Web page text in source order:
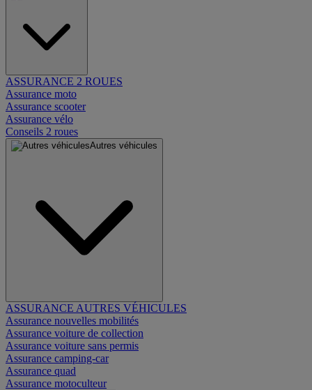
ASSURANCE 2 ROUES
Assurance moto
Assurance scooter
Assurance vélo
Conseils 2 roues
Autres véhicules
ASSURANCE AUTRES VÉHICULES
Assurance nouvelles mobilités
Assurance voiture de collection
Assurance voiture sans permis
Assurance camping-car
Assurance quad
Assurance motoculteur